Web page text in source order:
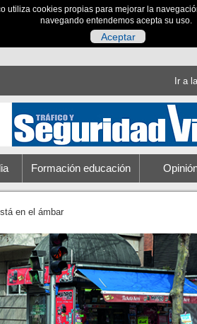
utiliza cookies propias para mejorar la
navegando entendemos acepta su uso.
Aceptar
Ir a
Formación educación
en el ámbar